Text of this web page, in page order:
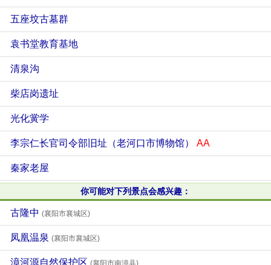
五座坟古墓群
袁书堂教育基地
清泉沟
柴店岗遗址
光化黉学
李宗仁长官司令部旧址（老河口市博物馆） AA
秦家老屋
你可能对下列景点会感兴趣：
古隆中 (襄阳市襄城区)
凤凰温泉 (襄阳市襄城区)
漳河源自然保护区 (襄阳市南漳县)